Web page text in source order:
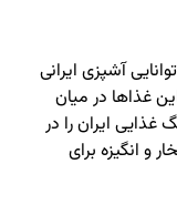
آشپزی ایرانی
غذاها در میان
ایران را در
و انگیزه برای